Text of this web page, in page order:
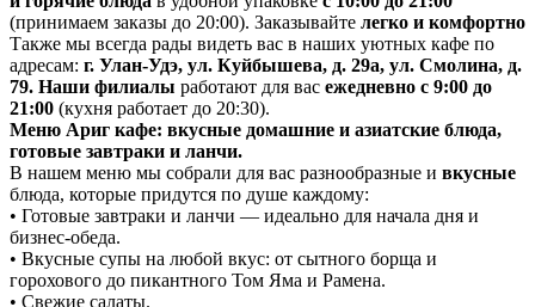
(принимаем заказы до 20:00). Заказывайте легко и комфортно
Также мы всегда рады видеть вас в наших уютных кафе по
адресам: г. Улан-Удэ, ул. Куйбышева, д. 29а, ул. Смолина, д.
79. Наши филиалы работают для вас ежедневно с 9:00 до
21:00 (кухня работает до 20:30).
Меню Ариг кафе: вкусные домашние и азиатские блюда,
готовые завтраки и ланчи.
В нашем меню мы собрали для вас разнообразные и вкусные
блюда, которые придутся по душе каждому:
• Готовые завтраки и ланчи — идеально для начала дня и
бизнес-обеда.
• Вкусные супы на любой вкус: от сытного борща и
горохового до пикантного Том Яма и Рамена.
• Свежие салаты.